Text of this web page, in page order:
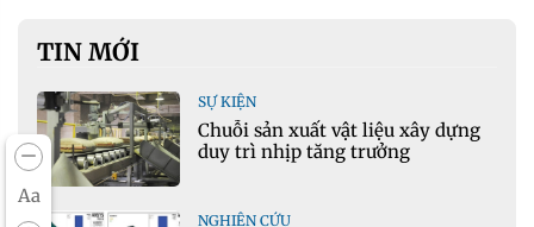
Aa
TIN MỚI
SỰ KIỆN
Chuỗi sản xuất vật liệu xây dựng
duy trì nhịp tăng trưởng
NGHIÊN CỨU